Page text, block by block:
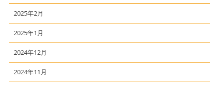
2025年2月
2025年1月
2024年12月
2024年11月